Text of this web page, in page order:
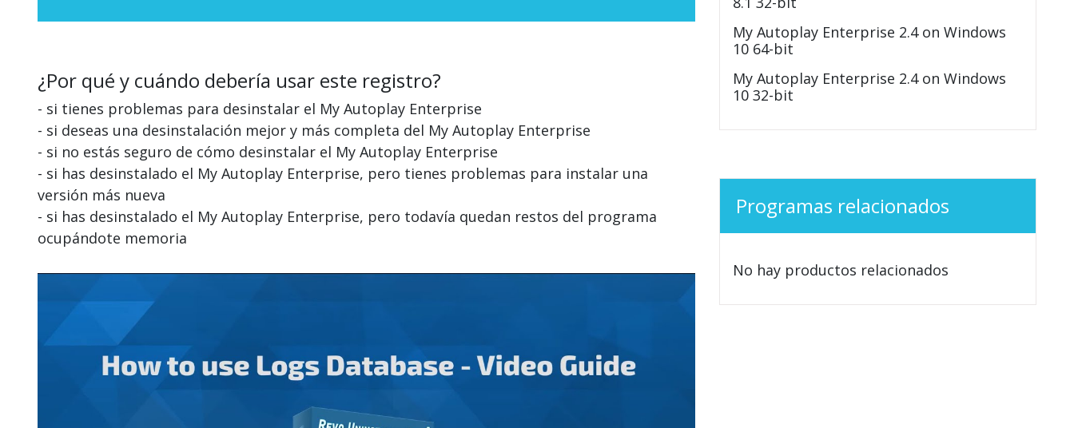
¿Por qué y cuándo debería usar este registro?
- si tienes problemas para desinstalar el My Autoplay Enterprise
- si deseas una desinstalación mejor y más completa del My Autoplay Enterprise
- si no estás seguro de cómo desinstalar el My Autoplay Enterprise
- si has desinstalado el My Autoplay Enterprise, pero tienes problemas para instalar una
versión más nueva
- si has desinstalado el My Autoplay Enterprise, pero todavía quedan restos del programa
ocupándote memoria
My Autoplay Enterprise 2.4 on Windows
10 64-bit
My Autoplay Enterprise 2.4 on Windows
10 32-bit
Programas relacionados
No hay productos relacionados